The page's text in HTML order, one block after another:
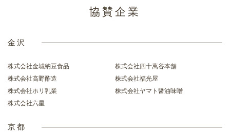
協賛企業
金沢
株式会社金城納豆食品
株式会社四十萬谷本舗
株式会社高野酢造
株式会社福光屋
株式会社ホリ乳業
株式会社ヤマト醤油味噌
株式会社六星
京都